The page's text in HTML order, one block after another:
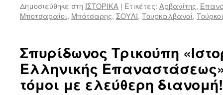
Δημοσιεύθηκε στη ΙΣΤΟΡΙΚΑ | Ετικέτες: Αρβανίτης,
Μποτσαραίοι, Μπότσαρης, ΣΟΥΛΙ, Τουρκαλβανοί, Τούρκοι
Σπυρίδωνος Τρικούπη
Ελληνικής
τόμοι με ελεύθερη